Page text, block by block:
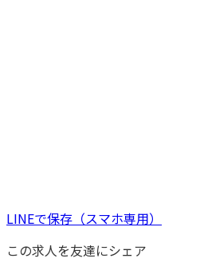
LINEで保存 （スマホ専用）
この求人を友達にシェア